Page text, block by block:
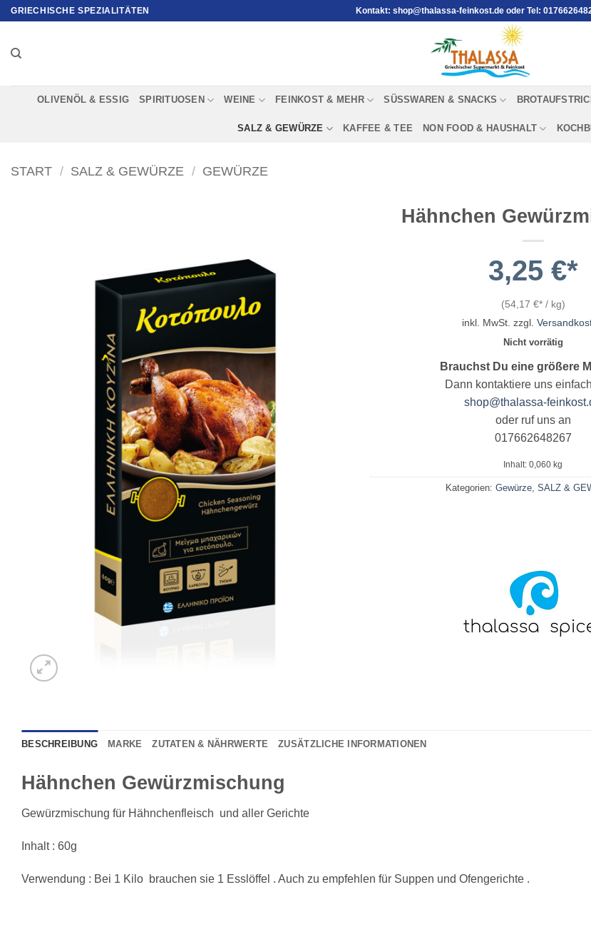
ZumGRIECHISCHE SPEZIALITÄTEN Kontakt: shop@thalassa-feinkost.de oder Tel:
OLIVENÖL & ESSIG SPIRITUOSEN WEINE FEINKOST & MEHR SÜSSWAREN & SNACKS
SALZ & GEWÜRZE KAFFEE & TEE NON FOOD & HAUSHALT
START / SALZ & GEWÜRZE / GEWÜRZE
Hähnchen
3,25 €
(54,17 € / kg)
inkl. MwSt. zzgl.
Nicht vorrätig
Brauchst Du eine größere
Dann kontaktiere uns
shop@thalassa-
oder ruf uns an
017662648267
Inhalt: 0,060 kg
Kategorien:Gewürze ,SALZ &
BESCHREIBUNG MARKE ZUTATEN & NÄHRWERTE ZUSÄTZLICHE INFORMATIONEN
Hähnchen Gewürzmischung
Gewürzmischung für Hähnchenfleisch und aller Gerichte
Inhalt : 60g
Verwendung : Bei 1 Kilo brauchen sie 1 Esslöffel . Auch zu empfehlen für Suppen und Ofengerichte .